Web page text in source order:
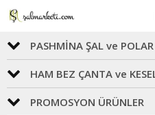
PASHMİNA ŞAL ve
HAM BEZ ÇANTA ve
PROMOSYON ÜRÜNLER